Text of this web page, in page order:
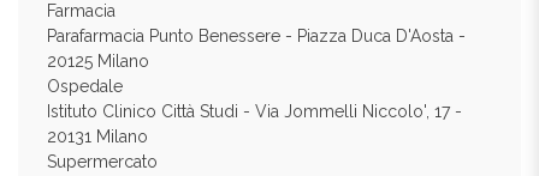
Farmacia
Parafarmacia Punto Benessere - Piazza Duca D'Aosta -
20125 Milano
Ospedale
Istituto Clinico Città Studi - Via Jommelli Niccolo', 17 -
20131 Milano
Supermercato